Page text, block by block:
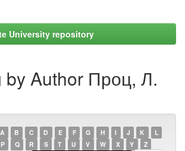
University repository
by Author Проц, Л.
A B C D E F G H I J K
L
P Q R S T U V W X Y Z